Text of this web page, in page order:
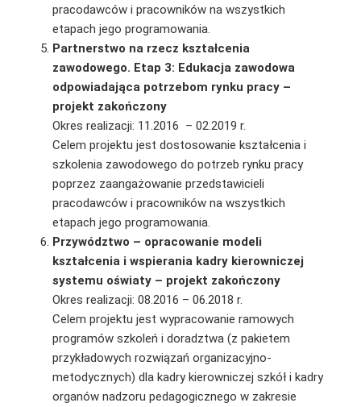
pracodawców i pracowników na wszystkich
etapach jego programowania.
Partnerstwo na rzecz kształcenia
zawodowego. Etap 3: Edukacja zawodowa
odpowiadająca potrzebom rynku pracy –
projekt zakończony
Okres realizacji: 11.2016 – 02.2019 r.
Celem projektu jest dostosowanie kształcenia i
szkolenia zawodowego do potrzeb rynku pracy
poprzez zaangażowanie przedstawicieli
pracodawców i pracowników na wszystkich
etapach jego programowania.
Przywództwo – opracowanie modeli
kształcenia i wspierania kadry kierowniczej
systemu oświaty – projekt zakończony
Okres realizacji: 08.2016 – 06.2018 r.
Celem projektu jest wypracowanie ramowych
programów szkoleń i doradztwa (z pakietem
przykładowych rozwiązań organizacyjno-
metodycznych) dla kadry kierowniczej szkół i kadry
organów nadzoru pedagogicznego w zakresie